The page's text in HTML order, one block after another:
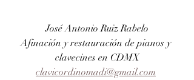
José Antonio Ruiz Rabelo
Afinación y restauración de pianos y
clavecines en CDMX
clavicordinomadi@gmail.com